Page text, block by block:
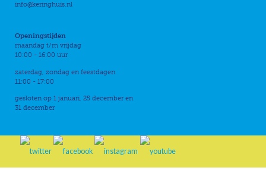
info@keringhuis.nl
Openingstijden
maandag t/m vrijdag
10:00 - 16:00 uur
zaterdag, zondag en feestdagen
11:00 - 17:00
gesloten op 1 januari, 25 december en
31 december